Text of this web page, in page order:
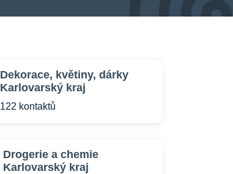
Dekorace, květiny, dárky
Karlovarský kraj
122 kontaktů
Drogerie a chemie
Karlovarský kraj